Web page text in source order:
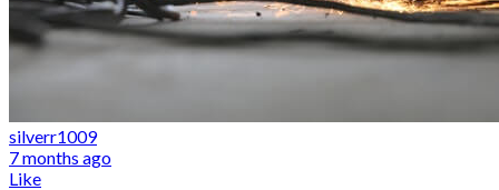
silverr1009
7 months ago
Like